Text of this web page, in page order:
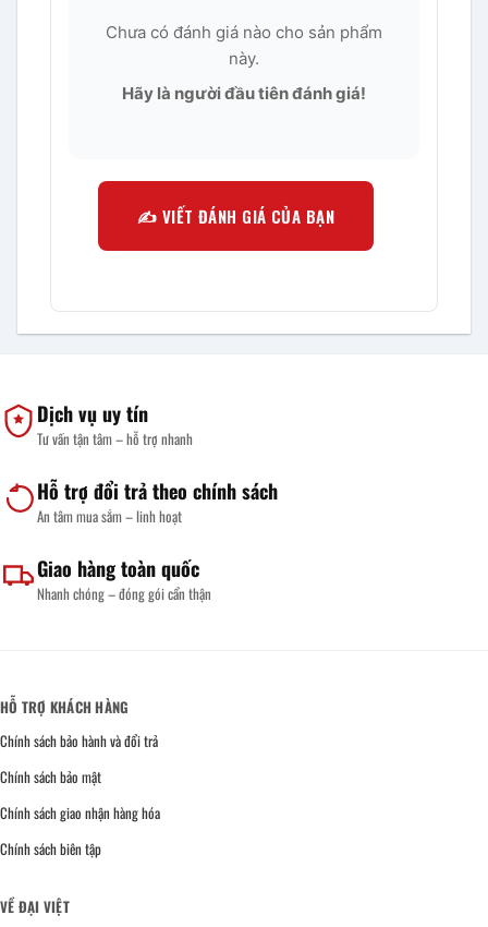
Chưa có đánh giá nào cho sản phẩm
này.
Hãy là người đầu tiên đánh giá!
✍️ VIẾT ĐÁNH GIÁ CỦA BẠN
Dịch vụ uy tín
Tư vấn tận tâm – hỗ trợ nhanh
Hỗ trợ đổi trả theo chính sách
An tâm mua sắm – linh hoạt
Giao hàng toàn quốc
Nhanh chóng – đóng gói cẩn thận
HỖ TRỢ KHÁCH HÀNG
Chính sách bảo hành và đổi trả
Chính sách bảo mật
Chính sách giao nhận hàng hóa
Chính sách biên tập
VỀ ĐẠI VIỆT